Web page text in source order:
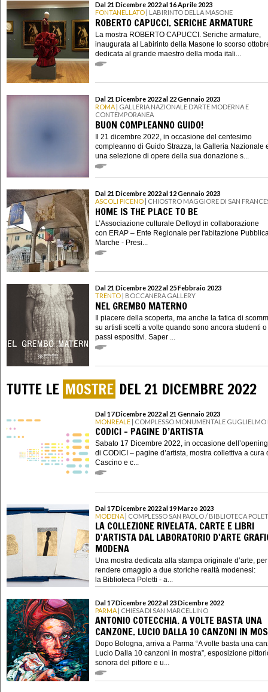
Dal 21 Dicembre 2022 al 16 Aprile 2023
FONTANELLATO | LABIRINTO DELLA MASONE
ROBERTO CAPUCCI. SERICHE ARMATURE
La mostra ROBERTO CAPUCCI. Seriche armature,
inaugurata al Labirinto della Masone lo scorso
dedicata al grande maestro della moda itali...
Dal 21 Dicembre 2022 al 22 Gennaio 2023
ROMA | GALLERIA NAZIONALE D’ARTE MODERNA E
CONTEMPORANEA
BUON COMPLEANNO GUIDO!
Il 21 dicembre 2022, in occasione del centesimo
compleanno di Guido Strazza, la Galleria Nazionale
una selezione di opere della sua donazione s...
Dal 21 Dicembre 2022 al 12 Gennaio 2023
ASCOLI PICENO | CHIOSTRO MAGGIORE DI SAN
HOME IS THE PLACE TO BE
L’Associazione culturale Defloyd in collaborazione
con ERAP – Ente Regionale per l'abitazione
Marche - Presi...
Dal 21 Dicembre 2022 al 25 Febbraio 2023
TRENTO | BOCCANERA GALLERY
NEL GREMBO MATERNO
Il piacere della scoperta, ma anche la fatica di
su artisti scelti a volte quando sono ancora studenti
passi espositivi. Saper ...
TUTTE LE MOSTRE DEL 21 DICEMBRE 2022
Dal 17 Dicembre 2022 al 21 Gennaio 2023
MONREALE | COMPLESSO MONUMENTALE GUGLIELMO
CODICI – PAGINE D’ARTISTA
Sabato 17 Dicembre 2022, in occasione dell’opening
di CODICI – pagine d’artista, mostra collettiva a cura
Cascino e c...
Dal 17 Dicembre 2022 al 19 Marzo 2023
MODENA | COMPLESSO SAN PAOLO / BIBLIOTECA
LA COLLEZIONE RIVELATA. CARTE E LIBRI
D'ARTISTA DAL LABORATORIO D'ARTE
MODENA
Una mostra dedicata alla stampa originale d’arte, per
rendere omaggio a due storiche realtà modenesi:
la Biblioteca Poletti - a...
Dal 17 Dicembre 2022 al 23 Dicembre 2022
PARMA | CHIESA DI SAN MARCELLINO
ANTONIO COTECCHIA. A VOLTE BASTA UNA
CANZONE. LUCIO DALLA 10 CANZONI IN
Dopo Bologna, arriva a Parma “A volte basta una
Lucio Dalla 10 canzoni in mostra”, esposizione
sonora del pittore e u...